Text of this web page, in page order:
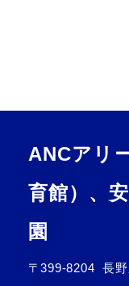
ANCアリ
育館）、
園
〒399-8204
長